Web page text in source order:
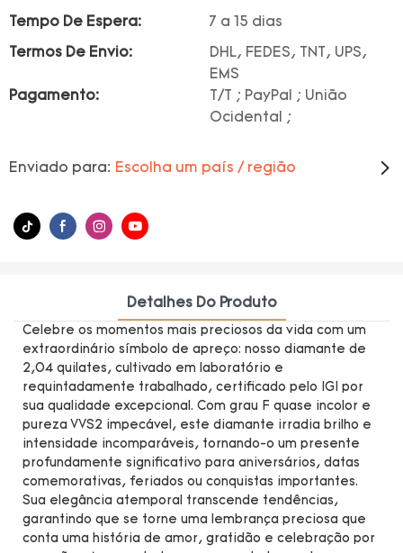
Tempo De Espera: 7 a 15 dias
Termos De Envio:
DHL, FEDES, TNT, UPS,
EMS
Pagamento:
T/T ; PayPal ; União
Ocidental ;
Enviado para: Escolha um país / região
Detalhes Do Produto
Celebre os momentos mais preciosos da vida com um
extraordinário símbolo de apreço: nosso diamante de
2,04 quilates, cultivado em laboratório e
requintadamente trabalhado, certificado pelo IGI por
sua qualidade excepcional. Com grau F quase incolor e
pureza VVS2 impecável, este diamante irradia brilho e
intensidade incomparáveis, tornando-o um presente
profundamente significativo para aniversários, datas
comemorativas, feriados ou conquistas importantes.
Sua elegância atemporal transcende tendências,
garantindo que se torne uma lembrança preciosa que
conta uma história de amor, gratidão e celebração por